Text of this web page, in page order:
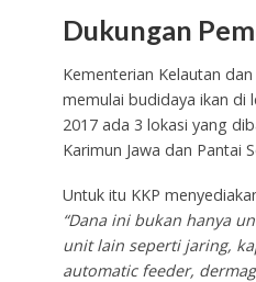
Dukungan
Kementerian Kelautan
memulai budidaya ikan di
2017 ada 3 lokasi yang
Karimun Jawa dan Pantai
Untuk itu KKP
“Dana ini bukan hanya
unit lain seperti jaring,
automatic feeder,